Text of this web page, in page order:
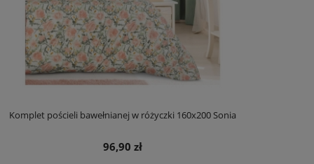
Komplet pościeli bawełnianej w różyczki 160x200 Sonia
96,90 zł